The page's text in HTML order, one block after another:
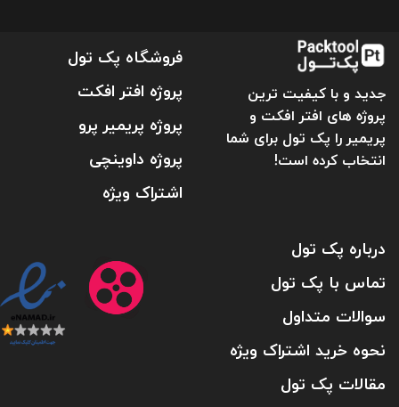
جدید و با کیفیت ترین
پروژه های افتر افکت و
پریمیر را پک تول برای شما
انتخاب کرده است!
فروشگاه پک تول
پروژه افتر افکت
پروژه پریمیر پرو
پروژه داوینچی
اشتراک ویژه
درباره پک تول
تماس با پک تول
سوالات متداول
نحوه خرید اشتراک ویژه
مقالات پک تول